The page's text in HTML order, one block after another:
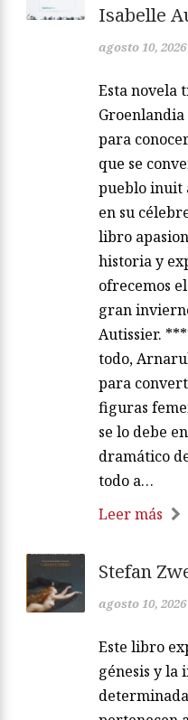
Isabelle
agosto 10, 2026
Esta novela
Groenlandia
para
que se
pueblo inuit
en su
libro
historia y
ofrecemos
gran
Autissier.
todo,
para
figuras
se lo debe
dramático
todo a…
Leer más
Stefan
agosto 10, 2026
Este libro
génesis y la